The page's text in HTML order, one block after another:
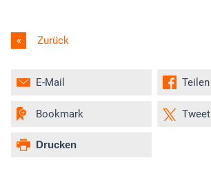
Zurück
Teilen
Tweet
E-Mail
Bookmark
Drucken